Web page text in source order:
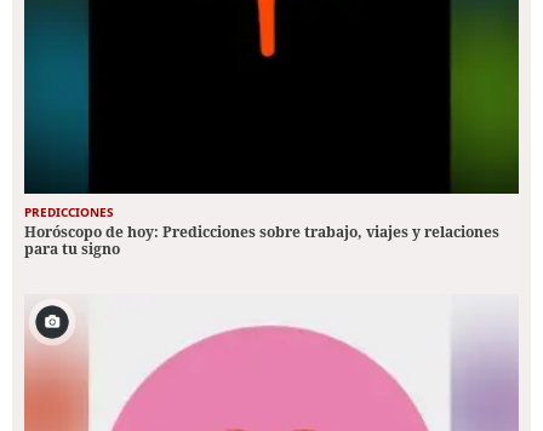
PREDICCIONES
Horóscopo de hoy: Predicciones sobre trabajo, viajes y relaciones
para tu signo